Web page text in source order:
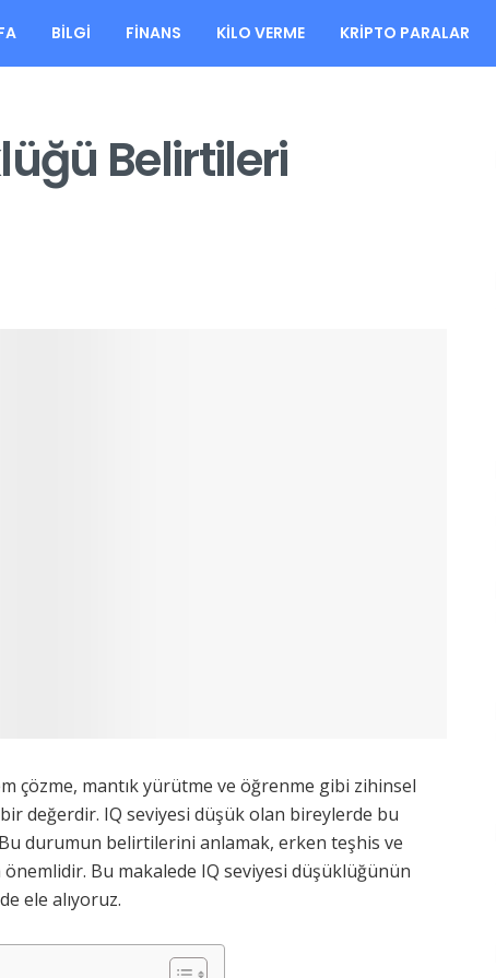
BILGI FINANS KILO VERME KRIPTO PARALAR
Belirtileri
çözme, mantık yürütme ve öğrenme gibi zihinsel
değerdir. IQ seviyesi düşük olan bireylerde bu
durumun belirtilerini anlamak, erken teşhis ve
önemlidir. Bu makalede IQ seviyesi düşüklüğünün
ele alıyoruz.